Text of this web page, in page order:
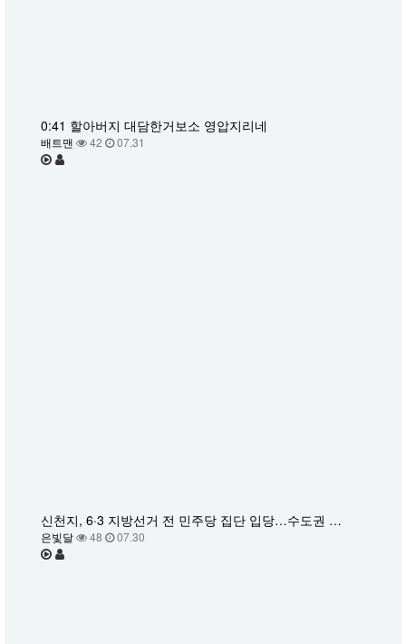
0:41 할아버지 대담한거보소 영압지리네
배트맨 42 07.31
신천지, 6·3 지방선거 전 민주당 집단 입당…수도권 …
은빛달 48 07.30